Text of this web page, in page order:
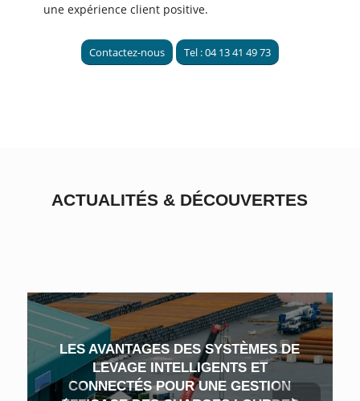
une expérience client positive.
Contactez-nous Tel : 04 13 41 49 73
ACTUALITÉS & DÉCOUVERTES
LES AVANTAGES DES SYSTÈMES DE
LEVAGE INTELLIGENTS ET
CONNECTÉS POUR UNE GESTION